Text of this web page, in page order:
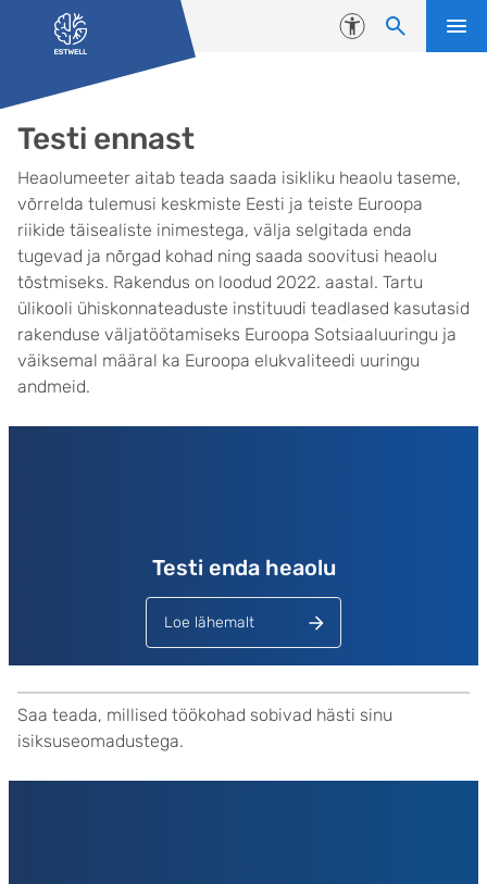
Liigu edasi põhisisu juurde
Juurdepääsetavus
Testi ennast
Heaolumeeter aitab teada saada isikliku heaolu taseme,
võrrelda tulemusi keskmiste Eesti ja teiste Euroopa
riikide täisealiste inimestega, välja selgitada enda
tugevad ja nõrgad kohad ning saada soovitusi heaolu
tõstmiseks. Rakendus on loodud 2022. aastal. Tartu
ülikooli ühiskonnateaduste instituudi teadlased kasutasid
rakenduse väljatöötamiseks Euroopa Sotsiaaluuringu ja
väiksemal määral ka Euroopa elukvaliteedi uuringu
andmeid.
Testi enda heaolu
Loe lähemalt
Saa teada, millised töökohad sobivad hästi sinu
isiksuseomadustega.